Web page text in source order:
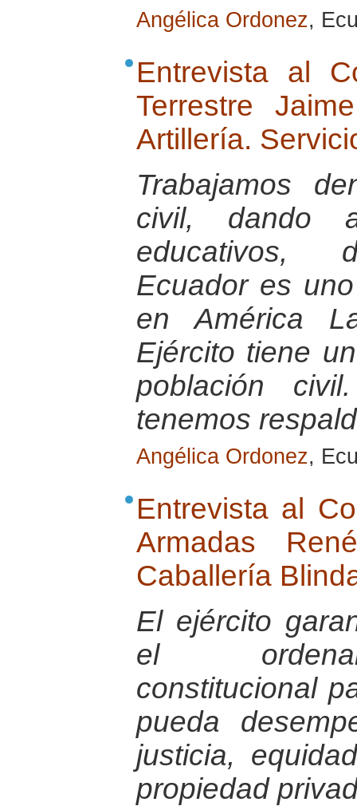
Angélica Ordonez,
Entrevista al
Terrestre
Artillería.
Trabajamos
civil, dando
educativos,
Ecuador es
en América
Ejército tiene
población
tenemos
Angélica Ordonez,
Entrevista al
Armadas
Caballería
El ejército
el
constitucional
pueda
justicia,
propiedad